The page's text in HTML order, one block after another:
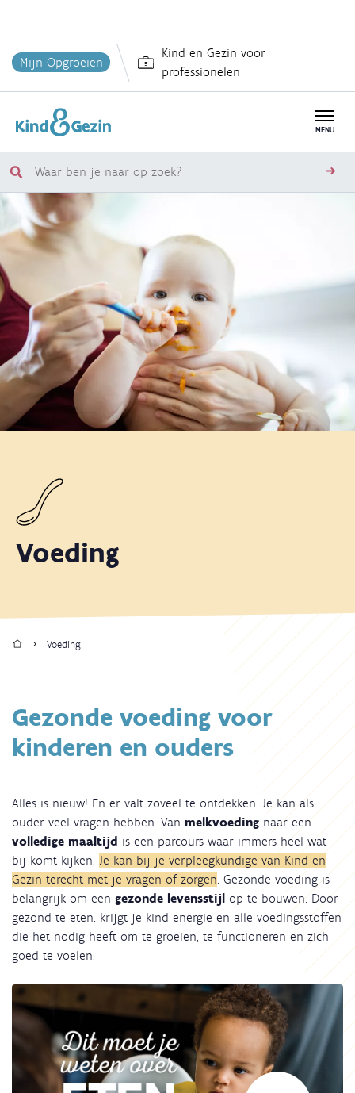
en
inhoud
Mijn Opgroeien
Kind en Gezin voor
professionelen
MENU
Waar
ben
naar
Voeding
HomeVoeding
Gezonde voeding voor
kinderen en ouders
Alles is nieuw! En er valt zoveel te ontdekken. Je kan als
ouder veel vragen hebben. Van melkvoeding naar een
volledige maaltijd is een parcours waar immers heel wat
bij komt kijken. Je kan bij je verpleegkundige van Kind en
Gezin terecht met je vragen of zorgen . Gezonde voeding is
belangrijk om een gezonde levensstijl op te bouwen. Door
gezond te eten, krijgt je kind energie en alle voedingsstoffen
die het nodig heeft om te groeien, te functioneren en zich
goed te voelen.